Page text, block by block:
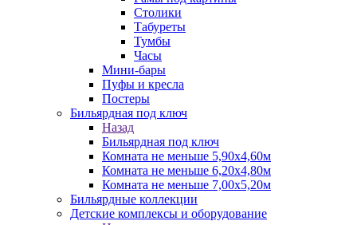
Столики
Табуреты
Тумбы
Часы
Мини-бары
Пуфы и кресла
Постеры
Бильярдная под ключ
Назад
Бильярдная под ключ
Комната не меньше 5,90х4,60м
Комната не меньше 6,20х4,80м
Комната не меньше 7,00х5,20м
Бильярдные коллекции
Детские комплексы и оборудование